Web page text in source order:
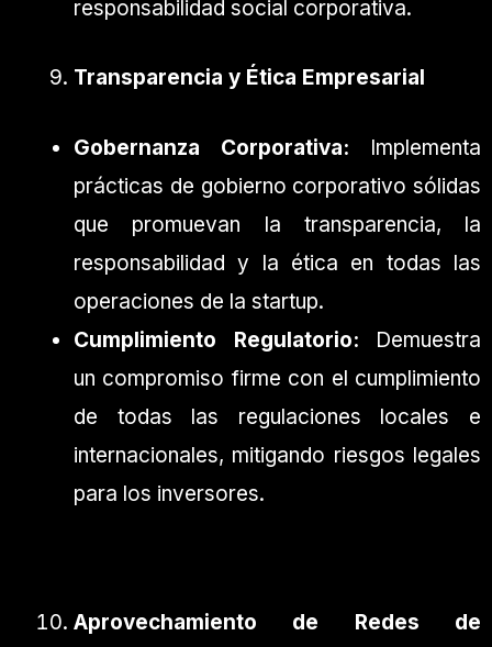
responsabilidad social corporativa.
Transparencia y Ética Empresarial
Gobernanza Corporativa: Implementa
prácticas de gobierno corporativo sólidas
que promuevan la transparencia, la
responsabilidad y la ética en todas las
operaciones de la startup.
Cumplimiento Regulatorio: Demuestra
un compromiso firme con el cumplimiento
de todas las regulaciones locales e
internacionales, mitigando riesgos legales
para los inversores.
Aprovechamiento de Redes de